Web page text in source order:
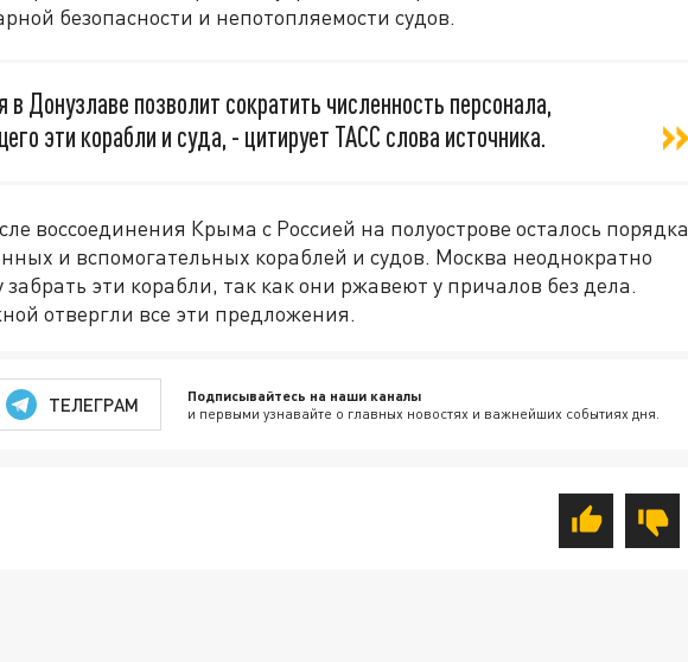
безопасности и непотопляемости судов.
в Донузлаве позволит сократить численность персонала,
эти корабли и суда, - цитирует ТАСС слова источника.
воссоединения Крыма с Россией на полуострове осталось порядка
и вспомогательных кораблей и судов. Москва неоднократно
эти корабли, так как они ржавеют у причалов без дела.
отвергли все эти предложения.
ТЕЛЕГРАМ Подписывайтесь на наши каналы
и первыми узнавайте о главных новостях и важнейших событиях дня.